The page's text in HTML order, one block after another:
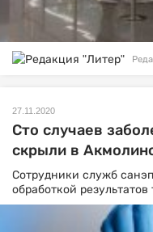
27.11.2020
Сто случаев
скрыли в
Сотрудники служб
обработкой результатов